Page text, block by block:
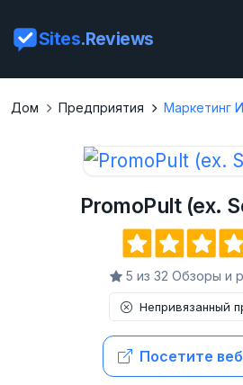
Sites.Reviews
Дом Предприятия Маркетинг
PromoPult (ex.
5 из 32 Обзоры и
Непривязанный
Посетите